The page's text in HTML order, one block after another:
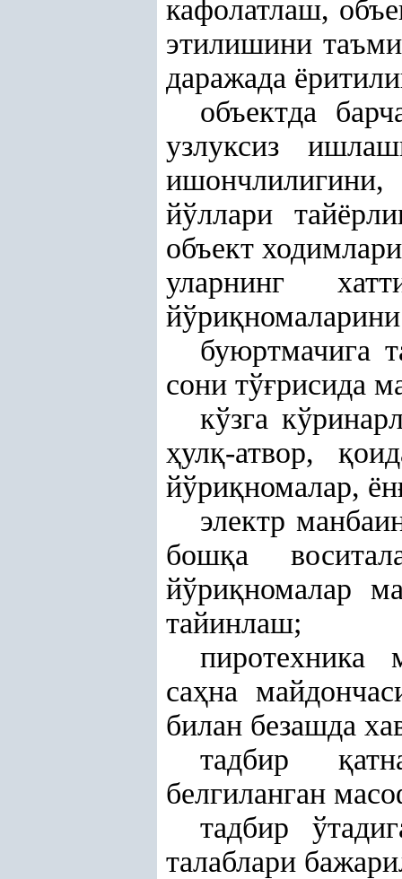
кафолатлаш,
этилишини
даражада
объектда
узлуксиз
йўллари
объект
уларнинг
йўриқ
буюртмачига
сони тўғрисида
кўзга
ҳулқ-атвор,қ
йўриқномалар, ён
электр
бошқа
йўриқномалар
тайинлаш;
пиротехника
саҳна
билан безашда
тадбир қ
белгиланган
тадбир
талаблари